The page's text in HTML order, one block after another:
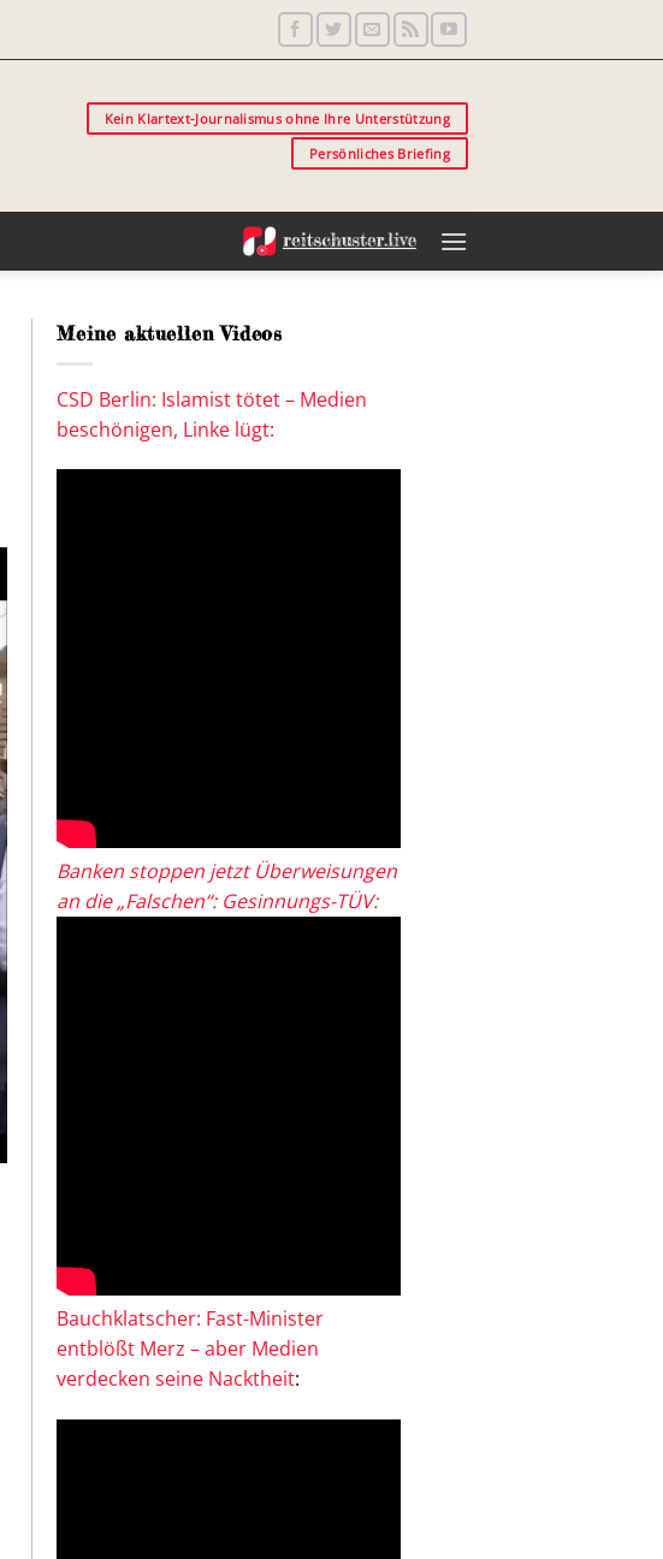
Kein Klartext-Journalismus ohne Ihre Unterstützung
Persönliches Briefing
Meine aktuellen Videos
CSD Berlin: Islamist tötet – Medien
beschönigen, Linke lügt:
Banken stoppen jetzt Überweisungen
an die „Falschen“: Gesinnungs-TÜV:
Bauchklatscher: Fast-Minister
entblößt Merz – aber Medien
verdecken seine Nacktheit: